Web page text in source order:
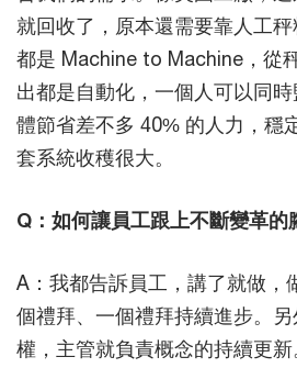
就回收了，原本還需要靠人工
都是 Machine to Machine，從
出都是自動化，一個人可以同
體節省差不多 40% 的人力，穩
套系統收穫很大。
Q：如何讓員工跟上不斷變革的
A：我都告訴員工，講了就做，
個禮拜、一個禮拜持續進步。
權，主管就負責概念的持續更